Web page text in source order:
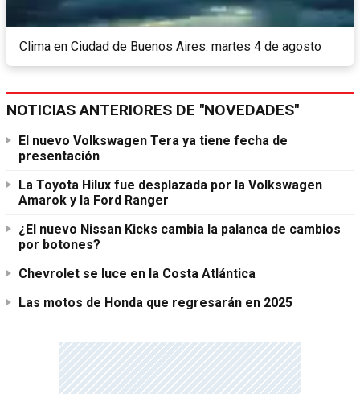
Clima en Ciudad de Buenos Aires: martes 4 de agosto
NOTICIAS ANTERIORES DE "NOVEDADES"
El nuevo Volkswagen Tera ya tiene fecha de
presentación
La Toyota Hilux fue desplazada por la Volkswagen
Amarok y la Ford Ranger
¿El nuevo Nissan Kicks cambia la palanca de cambios
por botones?
Chevrolet se luce en la Costa Atlántica
Las motos de Honda que regresarán en 2025